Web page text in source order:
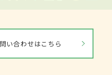
い合わせはこちら